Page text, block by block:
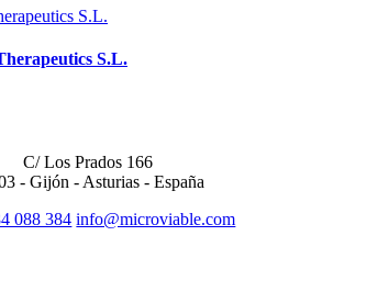
S.L.
C/ Los Prados 166
- Gijón - Asturias - España
088 384 info@microviable.com